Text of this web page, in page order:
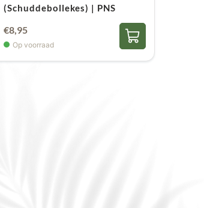
(Schuddebollekes) | PNS
€8,95
Op voorraad